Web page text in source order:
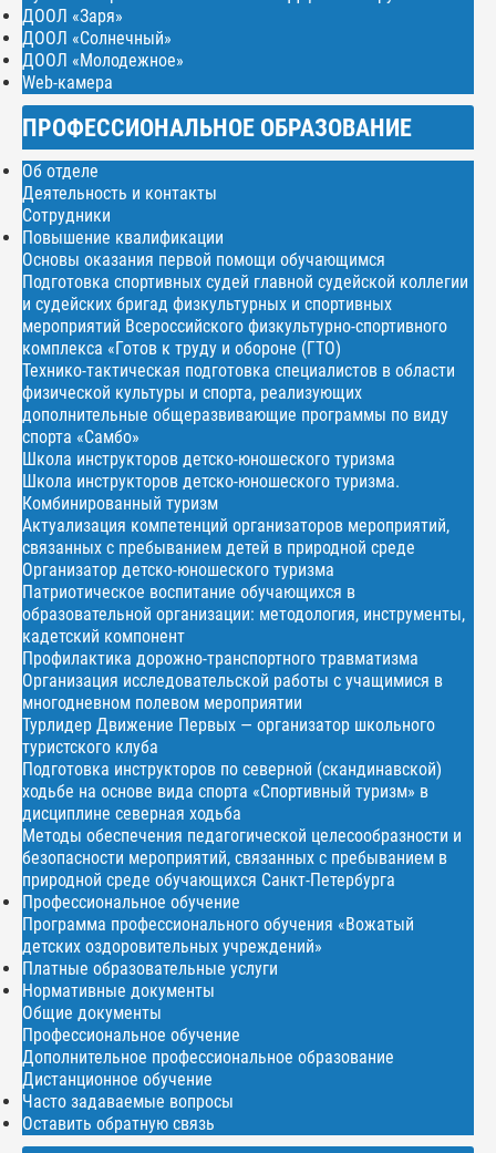
ДООЛ «Заря»
ДООЛ «Солнечный»
ДООЛ «Молодежное»
Web-камера
ПРОФЕССИОНАЛЬНОЕ ОБРАЗОВАНИЕ
Об отделе
Деятельность и контакты
Сотрудники
Повышение квалификации
Основы оказания первой помощи обучающимся
Подготовка спортивных судей главной судейской коллегии
и судейских бригад физкультурных и спортивных
мероприятий Всероссийского физкультурно-спортивного
комплекса «Готов к труду и обороне (ГТО)
Технико-тактическая подготовка специалистов в области
физической культуры и спорта, реализующих
дополнительные общеразвивающие программы по виду
спорта «Самбо»
Школа инструкторов детско-юношеского туризма
Школа инструкторов детско-юношеского туризма.
Комбинированный туризм
Актуализация компетенций организаторов мероприятий,
связанных с пребыванием детей в природной среде
Организатор детско-юношеского туризма
Патриотическое воспитание обучающихся в
образовательной организации: методология, инструменты,
кадетский компонент
Профилактика дорожно-транспортного травматизма
Организация исследовательской работы с учащимися в
многодневном полевом мероприятии
Турлидер Движение Первых — организатор школьного
туристского клуба
Подготовка инструкторов по северной (скандинавской)
ходьбе на основе вида спорта «Спортивный туризм» в
дисциплине северная ходьба
Методы обеспечения педагогической целесообразности и
безопасности мероприятий, связанных с пребыванием в
природной среде обучающихся Санкт-Петербурга
Профессиональное обучение
Программа профессионального обучения «Вожатый
детских оздоровительных учреждений»
Платные образовательные услуги
Нормативные документы
Общие документы
Профессиональное обучение
Дополнительное профессиональное образование
Дистанционное обучение
Часто задаваемые вопросы
Оставить обратную связь